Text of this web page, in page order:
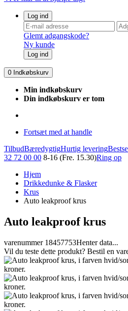
Log ind
Glemt adgangskode?
Ny kunde
Log ind
0 Indkøbskurv
Min indkøbskurv
Din indkøbskurv er tom
Fortsæt med at handle
TilbudBæredygtigHurtig levering
32 72 00 00 8-16 (Fre. 15.30)Ring op
Hjem
Drikkedunke & Flasker
Krus
Auto leakproof krus
Auto leakproof krus
varenummer 18457753Henter data...
Vil du teste dette produkt? Bestil en